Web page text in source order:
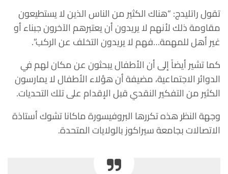
تقول راتليدج: “هناك الكثير من الناس الذين لا يستطيعون
مقاومة ذلك لأنهم لا يريدون أن يعتبرهم الآخرون جبناء أو
غير أهل للمهمة…فهم لا يريدون التخلف عن الركب”.
كما تشير أيضاً إلى أن الأطفال يبحثون عن مكان لهم في
الدوائر الاجتماعية، مضيفة أن هؤلاء الأطفال لا يمارسون
الكثير من التفكير النقدي قبل الإقدام على تلك التحديات.
وجهة النظر هذه تكررها البروفيسورة ماكانا تشوك أستاذة
الاتصالات بجامعة سيراكوز بالولايات المتحدة.